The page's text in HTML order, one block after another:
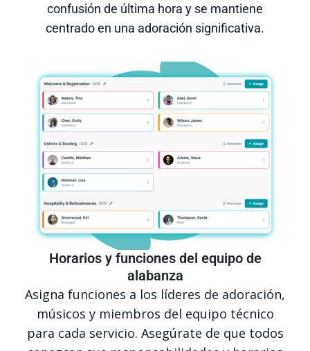
confusión de última hora y se mantiene
centrado en una adoración significativa.
Horarios y funciones del equipo de
alabanza
Asigna funciones a los líderes de adoración,
músicos y miembros del equipo técnico
para cada servicio. Asegúrate de que todos